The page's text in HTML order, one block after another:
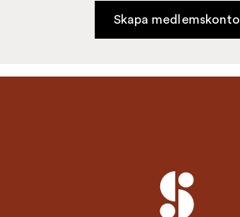
Skapa medlemskonto